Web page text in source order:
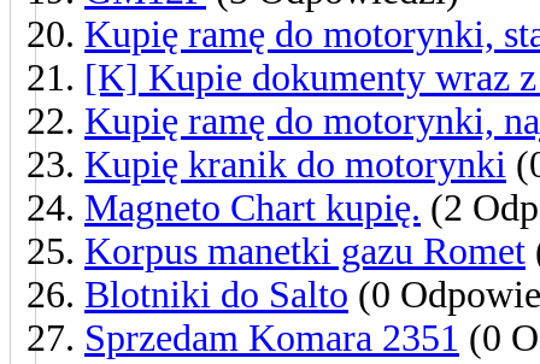
Kupię ramę do motorynki,
[K] Kupie dokumenty wraz
Kupię ramę do motorynki,
Kupię kranik do motorynki
Magneto Chart kupię. (2
Korpus manetki gazu Romet
Blotniki do Salto (0
Sprzedam Komara 2351 (0